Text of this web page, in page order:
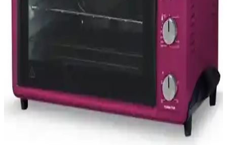
İnova ve Tanq mini fırınların kapasite, malzeme, pişirme özellikleri
ve kullanıcı yorumlarıyla detaylı karşılaştırması, performans ve
kullanım kolaylığı açısından değerlendirme sunar.
Arzum AR2034 Cookart ve Arçelik Mini Fırın
Karşılaştırması: Özellikler ve Kullanıcı Yorumları
İki farklı fırın modelini detaylı karşılaştırıyoruz. Arzum AR2034
geniş hacmi ve şık tasarımıyla öne çıkarken, Arçelik kompakt
yapısıyla pratiklik sunuyor. Her iki ürünün özellikleri ve kullanıcı
memnuniyetleri inceleniyor.
Ferre 45630 45 Litre Turbo Mini Fırın İncelemesi:
Tasarım ve Fonksiyonellik Değerlendirmesi